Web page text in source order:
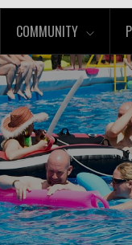
COMMUNITY